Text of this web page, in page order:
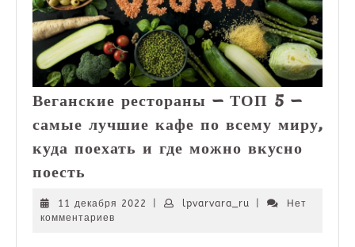
Веганские рестораны — ТОП 5 —
самые лучшие кафе по всему миру,
куда поехать и где можно вкусно
поесть
—
ТОП
11 декабря 2022 lpvarvara_rulpvarvara_ru
Нет
комментариев